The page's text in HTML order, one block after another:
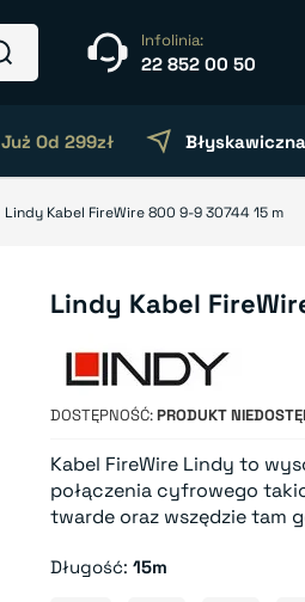
Infolinia:
22 852 00 50
Już Od 299zł
Lindy Kabel FireWire 800 9-9 30744 15 m
Lindy Kabel
DOSTĘPNOŚĆ PRODUKT
Kabel FireWire Lindy to
połączenia cyfrowego
twarde oraz wszędzie tam
Długość:15m